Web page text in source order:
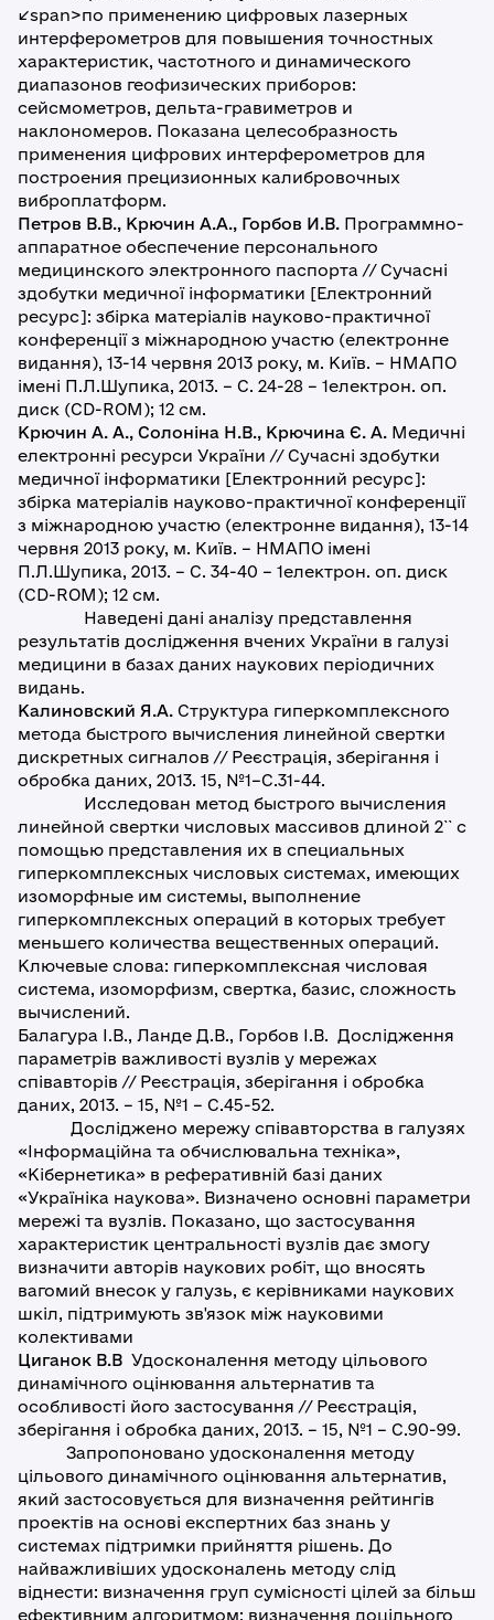
</span>по применению цифровых лазерных
интерферометров для повышения точностных
характеристик, частотного и динамического
диапазонов геофизических приборов:
сейсмометров, дельта-гравиметров и
наклономеров. Показана целесобразность
применения цифрових интерферометров для
построения прецизионных калибровочных
виброплатформ.
Петров В.В., Крючин А.А., Горбов И.В. Программно-
аппаратное обеспечение персонального
медицинского электронного паспорта // Сучасні
здобутки медичної інформатики [Електронний
ресурс]: збірка матеріалів науково-практичної
конференції з міжнародною участю (електронне
видання), 13-14 червня 2013 року, м. Київ. – НМАПО
імені П.Л.Шупика, 2013. – С. 24-28 – 1електрон. оп.
диск (CD-ROM); 12 см.
Крючин А. А., Солоніна Н.В., Крючина Є. А. Медичні
електронні ресурси України // Сучасні здобутки
медичної інформатики [Електронний ресурс]:
збірка матеріалів науково-практичної конференції
з міжнародною участю (електронне видання), 13-14
червня 2013 року, м. Київ. – НМАПО імені
П.Л.Шупика, 2013. – С. 34-40 – 1електрон. оп. диск
(CD-ROM); 12 см.
Наведені дані аналізу представлення
результатів дослідження вчених України в галузі
медицини в базах даних наукових періодичних
видань.
Калиновский Я.А. Структура гиперкомплексного
метода быстрого вычисления линейной свертки
дискретных сигналов // Реєстрація, зберігання і
обробка даних, 2013. 15, №1–С.31-44.
Исследован метод быстрого вычисления
линейной свертки числовых массивов длиной 2`` с
помощью представления их в специальных
гиперкомплексных числовых системах, имеющих
изоморфные им системы, выполнение
гиперкомплексных операций в которых требует
меньшего количества вещественных операций.
Ключевые слова: гиперкомплексная числовая
система, изоморфизм, свертка, базис, сложность
вычислений.
Балагура І.В., Ланде Д.В., Горбов І.В. Дослідження
параметрів важливості вузлів у мережах
співавторів // Реєстрація, зберігання і обробка
даних, 2013. – 15, №1 – С.45-52.
Досліджено мережу співавторства в галузях
«Інформаційна та обчислювальна техніка»,
«Кібернетика» в реферативній базі даних
«Україніка наукова». Визначено основні параметри
мережі та вузлів. Показано, що застосування
характеристик центральності вузлів дає змогу
визначити авторів наукових робіт, що вносять
вагомий внесок у галузь, є керівниками наукових
шкіл, підтримують зв'язок між науковими
колективами
Циганок В.В Удосконалення методу цільового
динамічного оцінювання альтернатив та
особливості його застосування // Реєстрація,
зберігання і обробка даних, 2013. – 15, №1 – С.90-99.
Запропоновано удосконалення методу
цільового динамічного оцінювання альтернатив,
який застосовується для визначення рейтингів
проектів на основі експертних баз знань у
системах підтримки прийняття рішень. До
найважливіших удосконалень методу слід
віднести: визначення груп сумісності цілей за більш
ефективним алгоритмом; визначення доцільного